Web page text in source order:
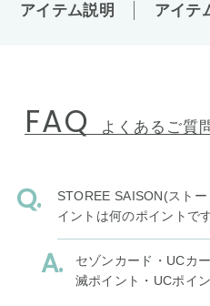
アイテム説明 アイテ
FAQ よくあるご質
STOREE SAISON(スト
イントは何のポイントで
セゾンカード・UCカ
滅ポイント・UCポイ